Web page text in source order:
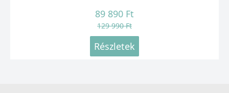
89 890 Ft
129 990 Ft
Részletek